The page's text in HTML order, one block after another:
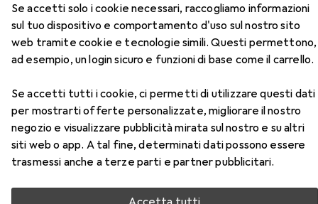
Se accetti solo i cookie necessari, raccogliamo informazioni
sul tuo dispositivo e comportamento d'uso sul nostro sito
web tramite cookie e tecnologie simili. Questi permettono,
ad esempio, un login sicuro e funzioni di base come il carrello.
Se accetti tutti i cookie, ci permetti di utilizzare questi dati
per mostrarti offerte personalizzate, migliorare il nostro
negozio e visualizzare pubblicità mirata sul nostro e su altri
siti web o app. A tal fine, determinati dati possono essere
trasmessi anche a terze parti e partner pubblicitari.
EUR
40,30
ArenaTracce occhiali a specchio
Accessori per Arena Tracce
occhiali a specchio
Qui trovi accessori adatti per il prodotto Arena Tracce